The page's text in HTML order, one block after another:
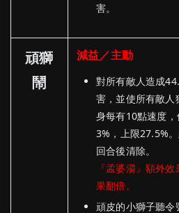
害。
頑獅
鬧
減益／主動
對所有敵人造成
害，並使所有敵人
身每有10點速度
3%，上限27.5%
回合後清除。
『孟婆湯』額外
果翻倍。
頑皮的小獅子聽令